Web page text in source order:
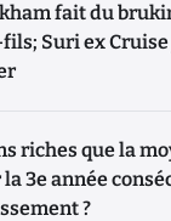
fait du
Suri ex
riches que la
3e année
?